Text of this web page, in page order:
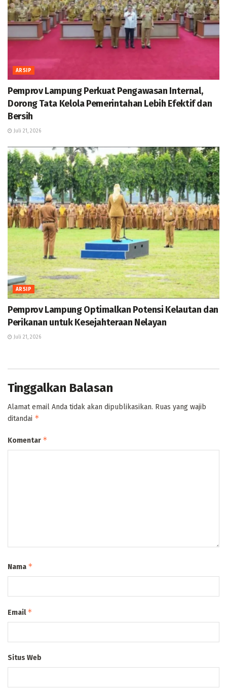
ARSIP
Pemprov Lampung Perkuat Pengawasan Internal,
Dorong Tata Kelola Pemerintahan Lebih Efektif dan
Bersih
Juli 21, 2026
ARSIP
Pemprov Lampung Optimalkan Potensi Kelautan dan
Perikanan untuk Kesejahteraan Nelayan
Juli 21, 2026
Tinggalkan Balasan
Alamat email Anda tidak akan dipublikasikan. Ruas yang wajib
ditandai *
Komentar *
Nama *
Email*
Situs Web